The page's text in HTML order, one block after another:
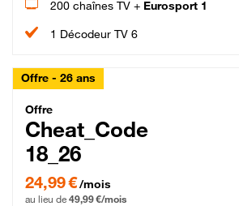
200 chaînes TV + Eurosport 1
1 Décodeur TV 6
Offre - 26 ans
Cheat_Code
Offre
Cheat_Code
18_26
24,99 € par mois pendant 0 mois puis 49,99 €
24,99 €/mois
au lieu de 49,99 €/mois